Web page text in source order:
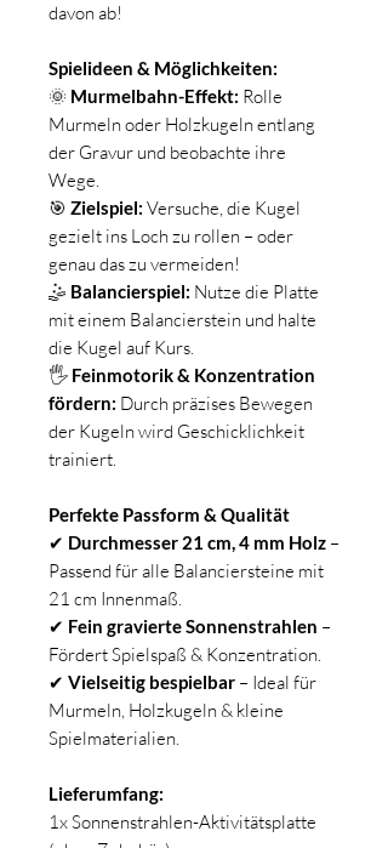
davon ab!
Spielideen & Möglichkeiten:
🌞 Murmelbahn-Effekt: Rolle
Murmeln oder Holzkugeln entlang
der Gravur und beobachte ihre
Wege.
🎯 Zielspiel: Versuche, die Kugel
gezielt ins Loch zu rollen – oder
genau das zu vermeiden!
🤹 Balancierspiel: Nutze die Platte
mit einem Balancierstein und halte
die Kugel auf Kurs.
🖐 Feinmotorik & Konzentration
fördern: Durch präzises Bewegen
der Kugeln wird Geschicklichkeit
trainiert.
Perfekte Passform & Qualität
✔ Durchmesser 21 cm, 4 mm Holz –
Passend für alle Balanciersteine mit
21 cm Innenmaß.
✔ Fein gravierte Sonnenstrahlen –
Fördert Spielspaß & Konzentration.
✔ Vielseitig bespielbar – Ideal für
Murmeln, Holzkugeln & kleine
Spielmaterialien.
Lieferumfang:
1x Sonnenstrahlen-Aktivitätsplatte